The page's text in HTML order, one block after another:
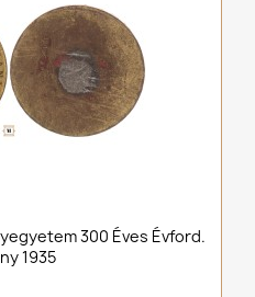
300 Éves Évford.
1935